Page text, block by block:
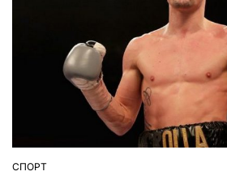
ОПУБЛІКУВАТИ
СПОРТ